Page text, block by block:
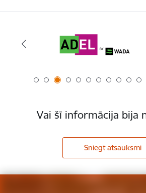
Vai šī informācija bija
Sniegt atsauksmi